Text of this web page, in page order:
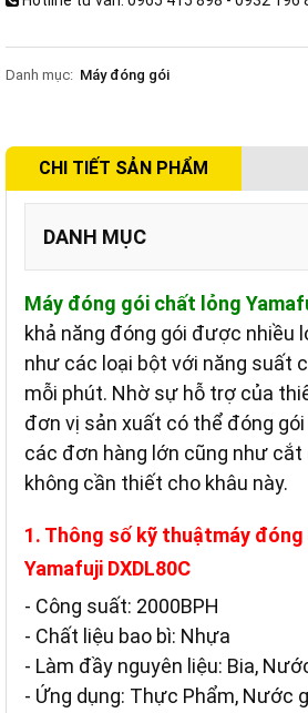
Danh mục: Máy đóng gói
CHI TIẾT SẢN PHẨM
DANH MỤC
Máy đóng gói chất lỏng
khả năng đóng gói được nhiều
như các loại bột với năng suất
mỗi phút. Nhờ sự hỗ trợ của
đơn vị sản xuất có thể đóng
các đơn hàng lớn cũng như cắt
không cần thiết cho khâu này.
1. Thông số kỹ thuậtmáy
Yamafuji DXDL80C
- Công suất: 2000BPH
- Chất liệu bao bì: Nhựa
- Làm đầy nguyên liệu: Bia,
- Ứng dụng: Thực Phẩm, Nước